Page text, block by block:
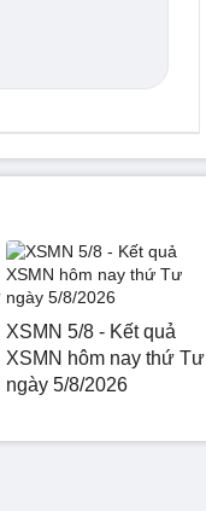
XSMN 5/8 - Kết quả
XSMN hôm nay thứ Tư
ngày 5/8/2026